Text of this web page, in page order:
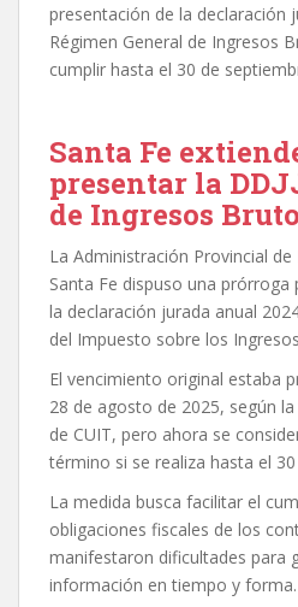
presentación de la declaración
Régimen General de Ingresos
cumplir hasta el 30 de
Santa Fe
presentar la
de Ingresos
La Administración Provincial
Santa Fe dispuso una prórroga
la declaración jurada anual
del Impuesto sobre los
El vencimiento original estaba
28 de agosto de 2025, según
de CUIT, pero ahora se
término si se realiza hasta el
La medida busca facilitar el
obligaciones fiscales de los
manifestaron dificultades para
información en tiempo y forma.